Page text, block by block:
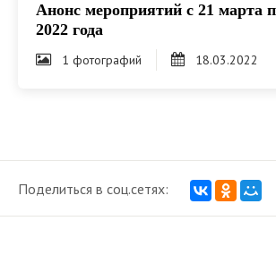
Анонс мероприятий с 21 марта
2022 года
1 фотографий 18.03.2022
Поделиться в соц.сетях: